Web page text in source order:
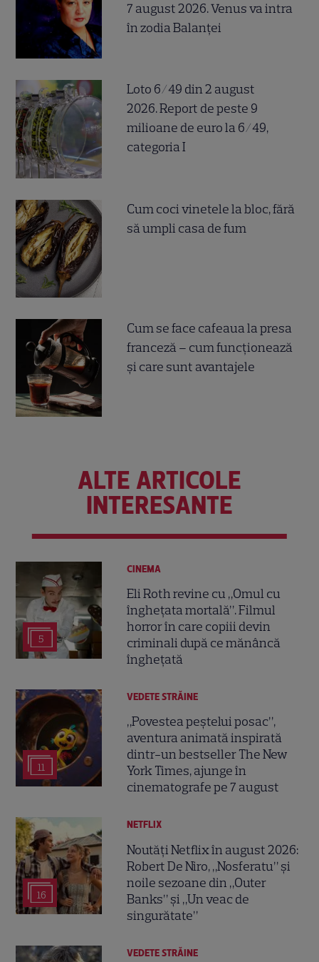
7 august 2026. Venus va intra
în zodia Balanței
Loto 6/49 din 2 august
2026. Report de peste 9
milioane de euro la 6/49,
categoria I
Cum coci vinetele la bloc, fără
să umpli casa de fum
Cum se face cafeaua la presa
franceză – cum funcționează
și care sunt avantajele
ALTE ARTICOLE
INTERESANTE
5
CINEMA
Eli Roth revine cu „Omul cu
înghețata mortală”. Filmul
horror în care copiii devin
criminali după ce mănâncă
înghețată
11
VEDETE STRĂINE
„Povestea peștelui posac”,
aventura animată inspirată
dintr-un bestseller The New
York Times, ajunge în
cinematografe pe 7 august
16
NETFLIX
Noutăți Netflix în august 2026:
Robert De Niro, „Nosferatu” și
noile sezoane din „Outer
Banks” și „Un veac de
singurătate”
VEDETE STRĂINE